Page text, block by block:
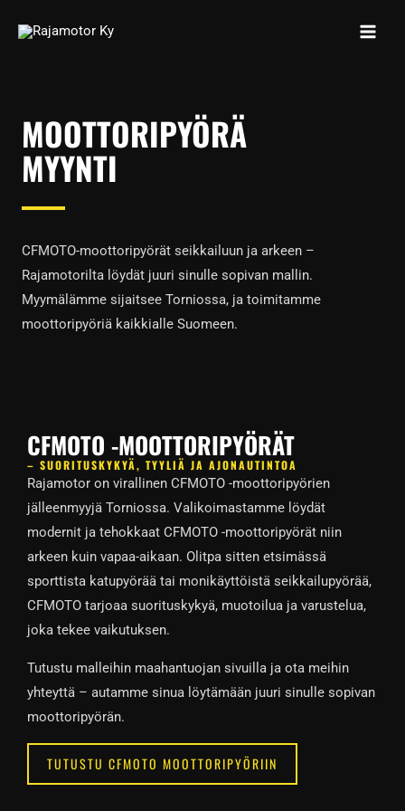
sisältöön
MAIN
MOOTTORIPYÖRÄ
MYYNTI
CFMOTO-moottoripyörät seikkailuun ja arkeen –
Rajamotorilta löydät juuri sinulle sopivan mallin.
Myymälämme sijaitsee Torniossa, ja toimitamme
moottoripyöriä kaikkialle Suomeen.
CFMOTO -MOOTTORIPYÖRÄT
– SUORITUSKYKYÄ, TYYLIÄ JA AJONAUTINTOA
Rajamotor on virallinen CFMOTO -moottoripyörien
jälleenmyyjä Torniossa. Valikoimastamme löydät
modernit ja tehokkaat CFMOTO -moottoripyörät niin
arkeen kuin vapaa-aikaan. Olitpa sitten etsimässä
sporttista katupyörää tai monikäyttöistä seikkailupyörää,
CFMOTO tarjoaa suorituskykyä, muotoilua ja varustelua,
joka tekee vaikutuksen.
Tutustu malleihin maahantuojan sivuilla ja ota meihin
yhteyttä – autamme sinua löytämään juuri sinulle sopivan
moottoripyörän.
TUTUSTU CFMOTO MOOTTORIPYÖRIIN